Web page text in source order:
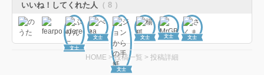
いいね！してくれた人 （ 8 ）
文士
文士
文士
文士 文士 文士
HOME >投稿一覧 > 投稿詳細